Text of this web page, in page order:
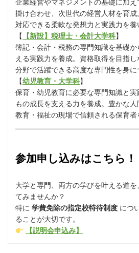
企業経営やマネジメントの基礎に加
掛け合わせ、次世代の経営人材を育
対応できる柔軟な発想力と実践力を養
【
【新設】税理士・会計大学科】
簿記・会計・税務の専門知識を基礎
える実践力を養成。資格取得を目指
分野で活躍できる高度な専門性を身に
【幼児教育・大学科】
保育・幼児教育に必要な専門知識と
もの成長を支える力を養成。豊かな人
教育・福祉の現場で信頼される保育者
参加申し込みはこちら！
大学と専門、両方の学びを叶える道
てみませんか？
特に 学費免除の指定校特待制度 につ
ることが大切です。
【説明会申込み】